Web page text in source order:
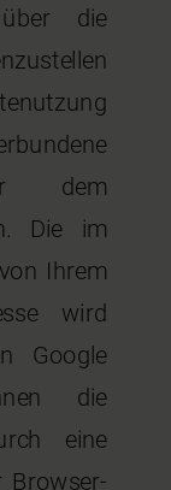
die
dem
Die im
Ihrem
wird
Google
die
eine
Browser-